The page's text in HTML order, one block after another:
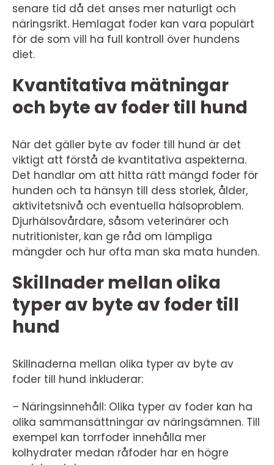
senare tid då det anses mer naturligt och
näringsrikt. Hemlagat foder kan vara populärt
för de som vill ha full kontroll över hundens
diet.
Kvantitativa mätningar
och byte av foder till hund
När det gäller byte av foder till hund är det
viktigt att förstå de kvantitativa aspekterna.
Det handlar om att hitta rätt mängd foder för
hunden och ta hänsyn till dess storlek, ålder,
aktivitetsnivå och eventuella hälsoproblem.
Djurhälsovårdare, såsom veterinärer och
nutritionister, kan ge råd om lämpliga
mängder och hur ofta man ska mata hunden.
Skillnader mellan olika
typer av byte av foder till
hund
Skillnaderna mellan olika typer av byte av
foder till hund inkluderar:
– Näringsinnehåll: Olika typer av foder kan ha
olika sammansättningar av näringsämnen. Till
exempel kan torrfoder innehålla mer
kolhydrater medan råfoder har en högre